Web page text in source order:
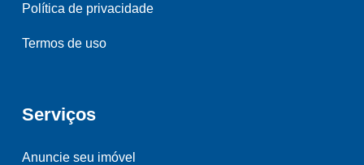
Política de privacidade
Termos de uso
Serviços
Anuncie seu imóvel